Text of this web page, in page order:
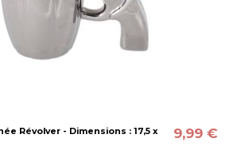
Révolver - Dimensions : 17,5 x
9,99 €